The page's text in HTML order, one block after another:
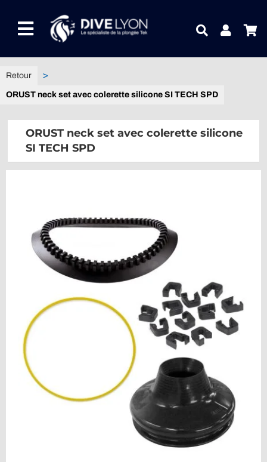
contenuToggle
Navigation
NOTRE UNIVERS PRODUITS
CONTACTEZ-NOUS
Blog
ORUST neck set avec colerette silicone SI TECH SPD
ORUST neck set avec colerette silicone
SI TECH SPD